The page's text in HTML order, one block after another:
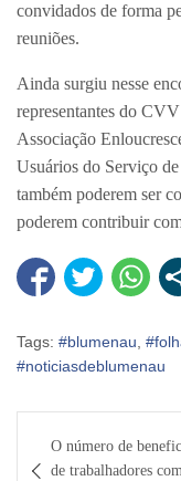
convidados de forma
reuniões.
Ainda surgiu nesse
representantes do
Associação
Usuários do Serviço
também poderem ser
poderem contribuir
Tags: #blumenau
#noticiasdeblumenau
de
O número de
de trabalhadores